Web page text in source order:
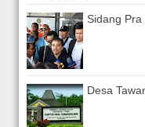
Sidang
Desa